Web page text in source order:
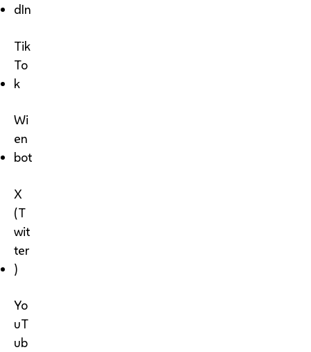
dIn
Tik
To
k
Wi
en
bot
X
(T
wit
ter
)
Yo
uT
ub